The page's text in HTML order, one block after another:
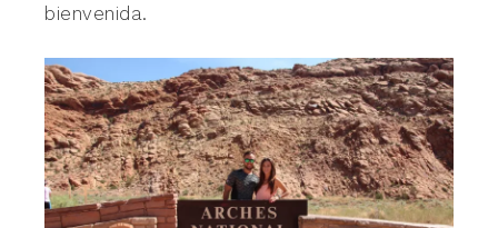
bienvenida.